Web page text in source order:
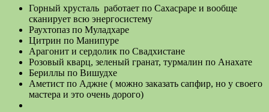
Горный хрусталь работает по Сахасраре и вообще
сканирует всю энергосистему
Раухтопаз по Муладхаре
Цитрин по Манипуре
Арагонит и сердолик по Свадхистане
Розовый кварц, зеленый гранат, турмалин по Анахате
Бериллы по Вишудхе
Аметист по Аджне ( можно заказать сапфир, но у своего
мастера и это очень дорого)